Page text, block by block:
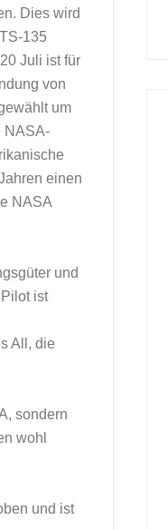
Dies wird
135
Juli ist für
von
um
NASA-
einen
NASA
und
ist
All, die
sondern
wohl
und ist